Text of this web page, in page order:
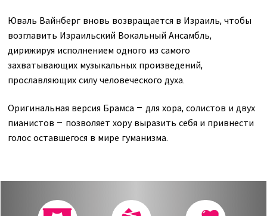
Юваль Вайнберг вновь возвращается в Израиль, чтобы
возглавить Израильский Вокальный Ансамбль,
дирижируя исполнением одного из самого
захватывающих музыкальных произведений,
прославляющих силу человеческого духа.
Оригинальная версия Брамса – для хора, солистов и двух
пианистов – позволяет хору выразить себя и привнести
голос оставшегося в мире гуманизма.